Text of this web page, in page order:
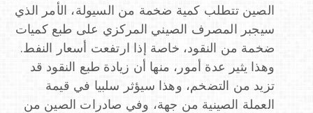
الصين تتطلب كمية ضخمة من السيولة، الأمر الذي
سيجبر المصرف الصيني المركزي على طبع كميات
ضخمة من النقود، خاصة إذا ارتفعت أسعار النفط.
وهذا يثير عدة أمور، منها أن زيادة طبع النقود قد
تزيد من التضخم، وهذا سيؤثر سلبيا في قيمة
العملة الصينية من جهة، وفي صادرات الصين من